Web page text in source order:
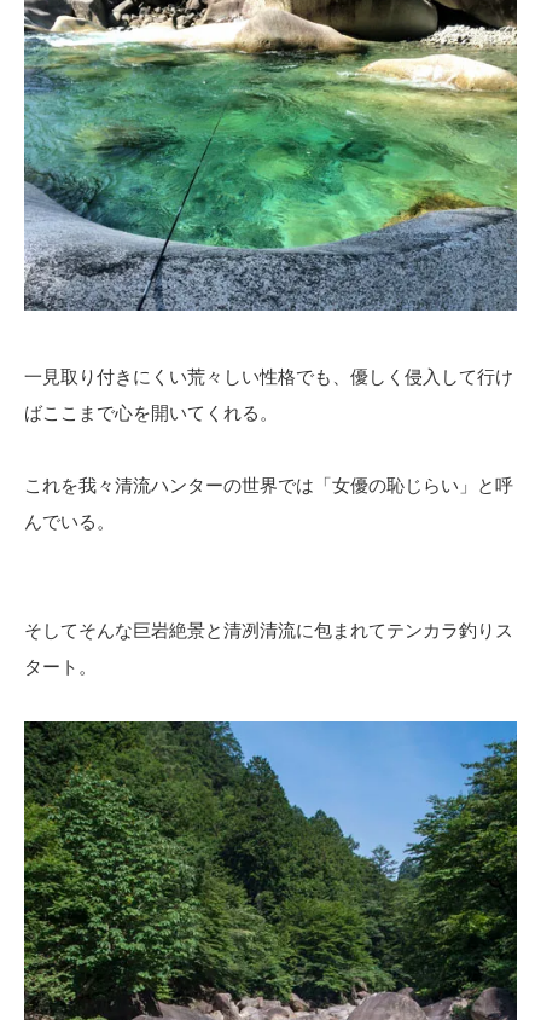
一見取り付きにくい荒々しい性格でも、優しく侵入して行け
ばここまで心を開いてくれる。
これを我々清流ハンターの世界では「女優の恥じらい」と呼
んでいる。
そしてそんな巨岩絶景と清冽清流に包まれてテンカラ釣りス
タート。